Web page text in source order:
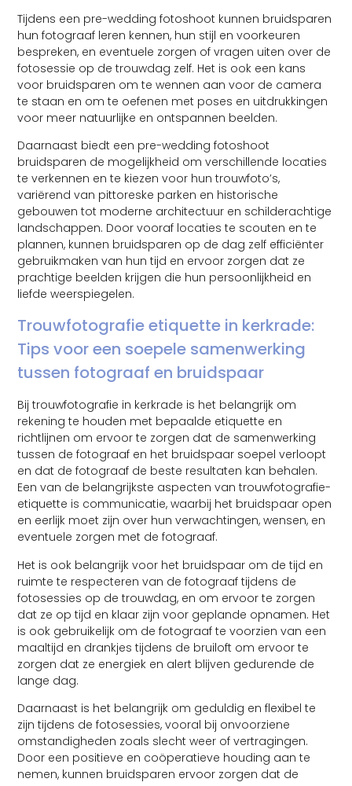
Tijdens een pre-wedding fotoshoot kunnen bruidsparen
hun fotograaf leren kennen, hun stijl en voorkeuren
bespreken, en eventuele zorgen of vragen uiten over de
fotosessie op de trouwdag zelf. Het is ook een kans
voor bruidsparen om te wennen aan voor de camera
te staan en om te oefenen met poses en uitdrukkingen
voor meer natuurlijke en ontspannen beelden.
Daarnaast biedt een pre-wedding fotoshoot
bruidsparen de mogelijkheid om verschillende locaties
te verkennen en te kiezen voor hun trouwfoto’s,
variërend van pittoreske parken en historische
gebouwen tot moderne architectuur en schilderachtige
landschappen. Door vooraf locaties te scouten en te
plannen, kunnen bruidsparen op de dag zelf efficiënter
gebruikmaken van hun tijd en ervoor zorgen dat ze
prachtige beelden krijgen die hun persoonlijkheid en
liefde weerspiegelen.
Trouwfotografie etiquette in kerkrade:
Tips voor een soepele samenwerking
tussen fotograaf en bruidspaar
Bij trouwfotografie in kerkrade is het belangrijk om
rekening te houden met bepaalde etiquette en
richtlijnen om ervoor te zorgen dat de samenwerking
tussen de fotograaf en het bruidspaar soepel verloopt
en dat de fotograaf de beste resultaten kan behalen.
Een van de belangrijkste aspecten van trouwfotografie-
etiquette is communicatie, waarbij het bruidspaar open
en eerlijk moet zijn over hun verwachtingen, wensen, en
eventuele zorgen met de fotograaf.
Het is ook belangrijk voor het bruidspaar om de tijd en
ruimte te respecteren van de fotograaf tijdens de
fotosessies op de trouwdag, en om ervoor te zorgen
dat ze op tijd en klaar zijn voor geplande opnamen. Het
is ook gebruikelijk om de fotograaf te voorzien van een
maaltijd en drankjes tijdens de bruiloft om ervoor te
zorgen dat ze energiek en alert blijven gedurende de
lange dag.
Daarnaast is het belangrijk om geduldig en flexibel te
zijn tijdens de fotosessies, vooral bij onvoorziene
omstandigheden zoals slecht weer of vertragingen.
Door een positieve en coöperatieve houding aan te
nemen, kunnen bruidsparen ervoor zorgen dat de